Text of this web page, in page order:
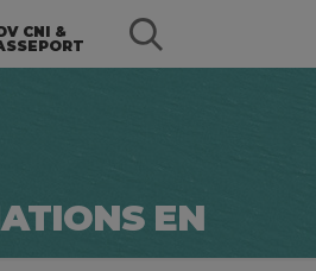
CNI &
EN